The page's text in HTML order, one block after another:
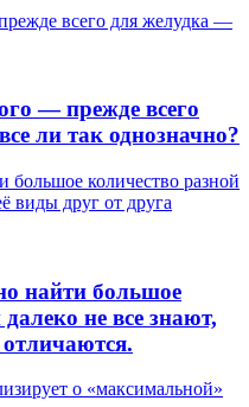
всего для желудка —
— прежде всего
ли так однозначно?
большое количество разной
виды друг от друга
найти большое
не все знают,
о «максимальной»